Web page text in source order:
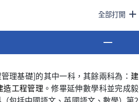
全部打開
理基礎]的其中一科，其餘兩科為： 建
造工程管理 。修畢延伸數學科並完成毅